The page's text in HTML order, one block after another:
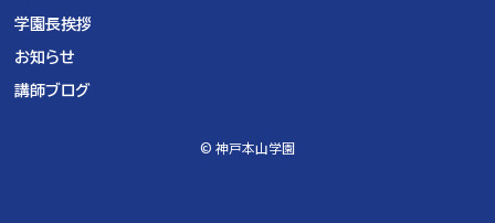
学園長挨拶
お知らせ
講師ブログ
© 神戸本山学園